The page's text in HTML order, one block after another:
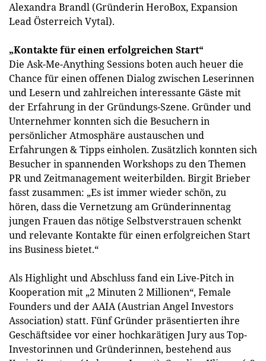
Alexandra Brandl (Gründerin HeroBox, Expansion
Lead Österreich Vytal).
„Kontakte für einen erfolgreichen Start“
Die Ask-Me-Anything Sessions boten auch heuer die
Chance für einen offenen Dialog zwischen Leserinnen
und Lesern und zahlreichen interessante Gäste mit
der Erfahrung in der Gründungs-Szene. Gründer und
Unternehmer konnten sich die Besuchern in
persönlicher Atmosphäre austauschen und
Erfahrungen & Tipps einholen. Zusätzlich konnten sich
Besucher in spannenden Workshops zu den Themen
PR und Zeitmanagement weiterbilden. Birgit Brieber
fasst zusammen: „Es ist immer wieder schön, zu
hören, dass die Vernetzung am Gründerinnentag
jungen Frauen das nötige Selbstverstrauen schenkt
und relevante Kontakte für einen erfolgreichen Start
ins Business bietet.“
Als Highlight und Abschluss fand ein Live-Pitch in
Kooperation mit „2 Minuten 2 Millionen“, Female
Founders und der AAIA (Austrian Angel Investors
Association) statt. Fünf Gründer präsentierten ihre
Geschäftsidee vor einer hochkarätigen Jury aus Top-
Investorinnen und Gründerinnen, bestehend aus